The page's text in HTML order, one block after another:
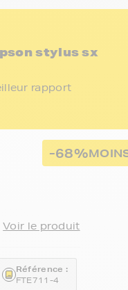
stylus sx
rapport
-68%
Voir le produit
Référence :
FTE711-4